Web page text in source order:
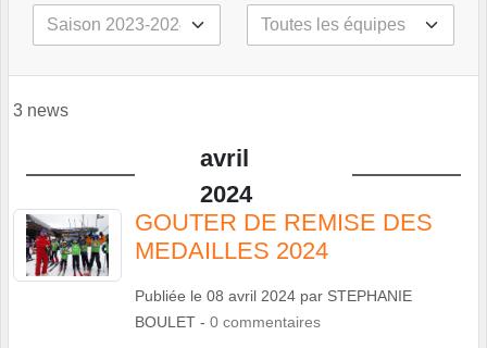
3 news
avril
2024
GOUTER DE REMISE DES
MEDAILLES 2024
Publiée le 08 avril 2024 par STEPHANIE
BOULET - 0 commentaires